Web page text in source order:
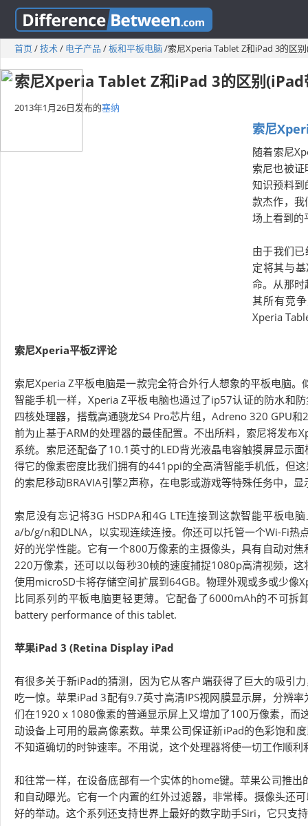
首页/技术/ 电子产品 /板和平板电脑/索尼Xperia Tablet Z和iPad 3的区
索尼Xperia Tablet Z和iPad 3的区别(iPad
2013年1月26日发布的塞纳
索尼
随着索尼
索尼也被
知识预料到
款杰作，我
场上看到的
由于我们
定将其与
命。从那时
其所有竞
Xperia
索尼Xperia平板Z评论
索尼Xperia Z平板电脑是一款完全符合外行人想象的平板电脑
智能手机一样，Xperia Z平板电脑也通过了ip57认证的防水和
四核处理器，搭载高通骁龙S4 Pro芯片组，Adreno 320 GPU
前为止基于ARM的处理器的最佳配置。不出所料，索尼将发
系统。索尼还配备了10.1英寸的LED背光液晶电容触摸屏显示
得它的像素密度比我们拥有的441ppi的全高清智能手机低，但
的索尼移动BRAVIA引擎2声称，在电影或游戏等特殊任务中，
索尼没有忘记将3G HSDPA和4G LTE连接到这款智能平板
a/b/g/n和DLNA，以实现连续连接。你还可以托管一个Wi-Fi热
好的光学性能。它有一个800万像素的主摄像头，具有自动对
220万像素，还可以以每秒30帧的速度捕捉1080p高清视频，
使用microSD卡将存储空间扩展到64GB。物理外观或多或少
比同系列的平板电脑更轻更薄。它配备了6000mAh的不可
battery performance of this tablet.
苹果iPad 3 (Retina Display iPad
有很多关于新iPad的猜测，因为它从客户端获得了巨大的吸引
吃一惊。苹果iPad 3配有9.7英寸高清IPS视网膜显示屏，分辨
们在1920 x 1080像素的普通显示屏上又增加了100万像素，而
动设备上可用的最高像素数。苹果公司保证新iPad的色彩饱和
不知道确切的时钟速率。不用说，这个处理器将使一切工作顺利
和往常一样，在设备底部有一个实体的home键。苹果公司推
和自动曝光。它有一个内置的红外过滤器，非常棒。摄像头还
好的举动。这个系列还支持世界上最好的数字助手Siri，它只支